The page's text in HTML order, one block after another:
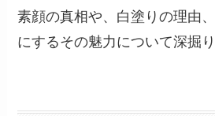
素顔の真相や、白塗りの理由
にするその魅力について深掘